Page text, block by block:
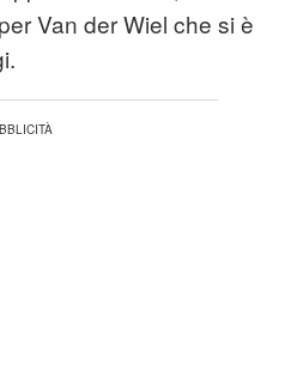
Van der Wiel che si è